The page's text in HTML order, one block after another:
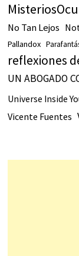
No Tan Lejos
Pallandox
reflexiones
UN ABOGADO
Universe Inside
Vicente Fuentes